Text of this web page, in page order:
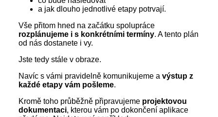
a jak dlouho jednotlivé etapy potrvají.
Vše přitom hned na začátku spolupráce
rozplánujeme i s konkrétními termíny. A tento plán
od nás dostanete i vy.
Jste tedy stále v obraze.
Navíc s vámi pravidelně komunikujeme a výstup z
každé etapy vám pošleme.
Kromě toho průběžně připravujeme projektovou
dokumentaci, kterou vám po dokončení aplikace